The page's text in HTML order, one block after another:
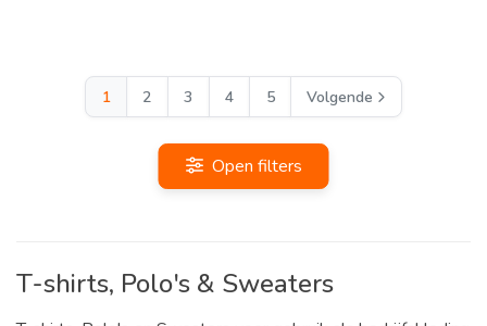
1 2 3 4 5 Volgende
Open filters
T-shirts, Polo's & Sweaters